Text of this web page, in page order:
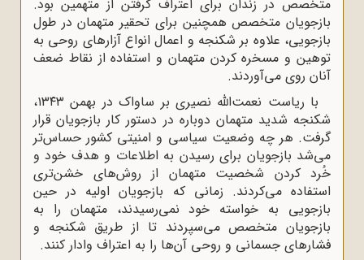
متخصص در زندان برای اعتراف گرفتن از متهمین بود.
بازجویان متخصص همچنین برای تحقیر متهمان در طول
بازجویی، علاوه بر شکنجه و اعمال انواع آزارهای روحی به
توهین و مسخره کردن متهمان و استفاده از نقاط ضعف
آنان روی می‌آوردند.
با ریاست نعمت‌الله نصیری بر ساواک در بهمن ۱۳۴۳،
شکنجه شدید متهمان دوباره در دستور کار بازجویان قرار
گرفت. هر چه وضعیت سیاسی و امنیتی کشور حساس‌تر
می‌شد بازجویان برای رسیدن به اطلاعات و هدف خود و
خُرد کردن شخصیت متهمان از روش‌های خشن‌تری
استفاده می‌کردند. زمانی که بازجویان اولیه در حین
بازجویی به خواسته خود نمی‌رسیدند، متهمان را به
بازجویان متخصص می‌سپردند تا از طریق شکنجه و
فشارهای جسمانی و روحی آن‌ها را به اعتراف وادار کنند.